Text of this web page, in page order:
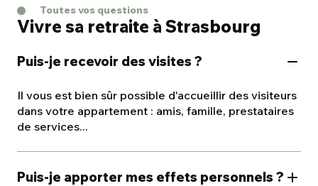
Toutes vos questions
Vivre sa retraite à Strasbourg
Puis-je recevoir des visites ?
Il vous est bien sûr possible d'accueillir des visiteurs
dans votre appartement : amis, famille, prestataires
de services...
Puis-je apporter mes effets personnels ?